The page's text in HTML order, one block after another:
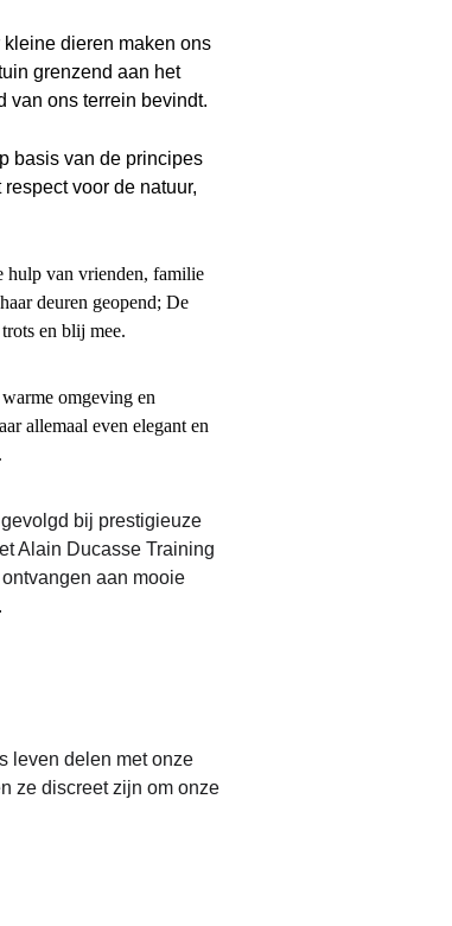
dieren maken ons
grenzend aan het
van ons terrein bevindt.
basis van de principes
voor de natuur,
hulp van vrienden, familie
deuren geopend; De
en blij mee.
omgeving en
allemaal even elegant en
bij prestigieuze
Alain Ducasse Training
aan mooie
leven delen met onze
ze discreet zijn om onze